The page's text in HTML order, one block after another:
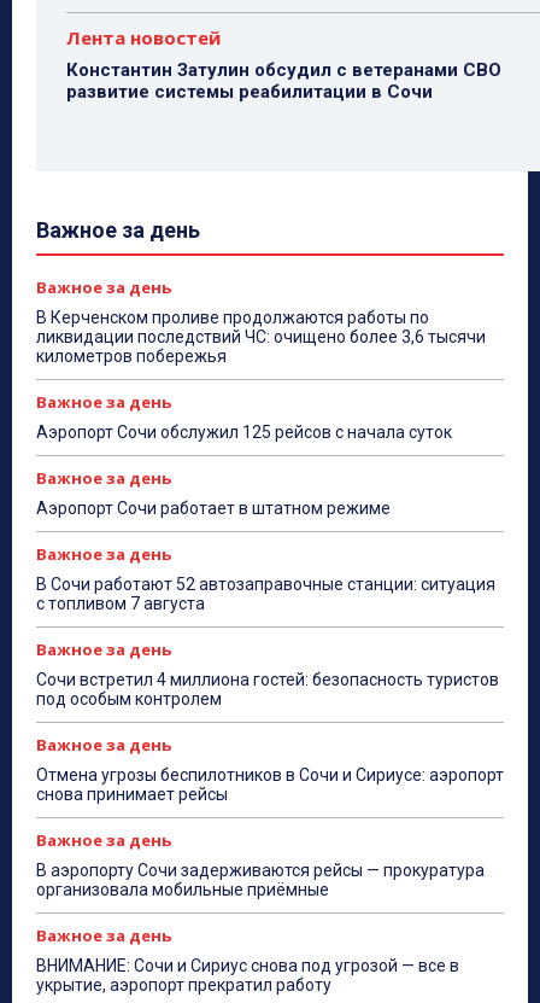
Лента новостей
Константин Затулин обсудил с ветеранами СВО
развитие системы реабилитации в Сочи
Важное за день
Важное за день
В Керченском проливе продолжаются работы по
ликвидации последствий ЧС: очищено более 3,6 тысячи
километров побережья
Важное за день
Аэропорт Сочи обслужил 125 рейсов с начала суток
Важное за день
Аэропорт Сочи работает в штатном режиме
Важное за день
В Сочи работают 52 автозаправочные станции: ситуация
с топливом 7 августа
Важное за день
Сочи встретил 4 миллиона гостей: безопасность туристов
под особым контролем
Важное за день
Отмена угрозы беспилотников в Сочи и Сириусе: аэропорт
снова принимает рейсы
Важное за день
В аэропорту Сочи задерживаются рейсы — прокуратура
организовала мобильные приёмные
Важное за день
ВНИМАНИЕ: Сочи и Сириус снова под угрозой — все в
укрытие, аэропорт прекратил работу